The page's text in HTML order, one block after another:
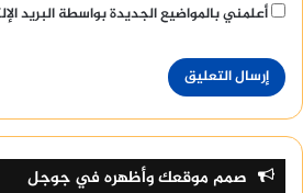
أعلمني بالمواضيع الجديدة بواسطة البريد
صمم موقعك وأظهره في جوجل